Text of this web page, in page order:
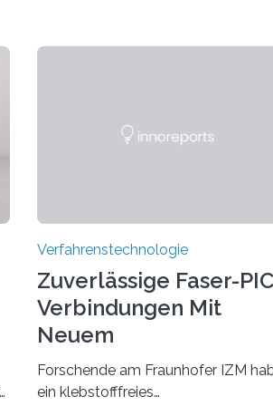
Verfahrenstechnologie
Zuverlässige Faser-
Verbindungen Mit
Neuem
Forschende am Fraunhofer IZM
ein klebstofffreies